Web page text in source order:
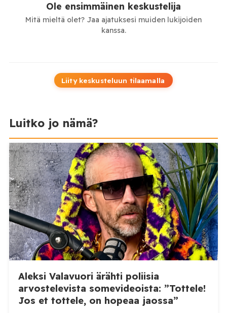
Ole ensimmäinen keskustelija
Mitä mieltä olet? Jaa ajatuksesi muiden lukijoiden
kanssa.
Liity keskusteluun tilaamalla
Luitko jo nämä?
Aleksi Valavuori ärähti poliisia
arvostelevista somevideoista: ”Tottele!
Jos et tottele, on hopeaa jaossa”